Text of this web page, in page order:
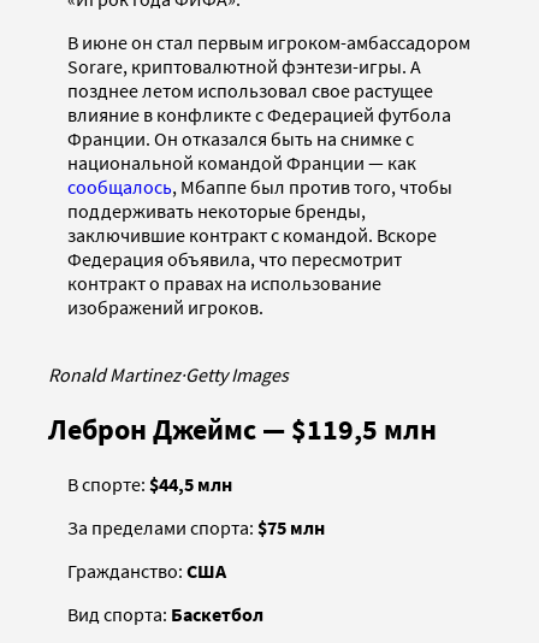
В июне он стал первым игроком-амбассадором
Sorare, криптовалютной фэнтези-игры. А
позднее летом использовал свое растущее
влияние в конфликте с Федерацией футбола
Франции. Он отказался быть на снимке с
национальной командой Франции — как
сообщалось, Мбаппе был против того, чтобы
поддерживать некоторые бренды,
заключившие контракт с командой. Вскоре
Федерация объявила, что пересмотрит
контракт о правах на использование
изображений игроков.
Ronald Martinez·Getty Images
Леброн Джеймс — $119,5 млн
В спорте: $44,5 млн
За пределами спорта: $75 млн
Гражданство: США
Вид спорта: Баскетбол